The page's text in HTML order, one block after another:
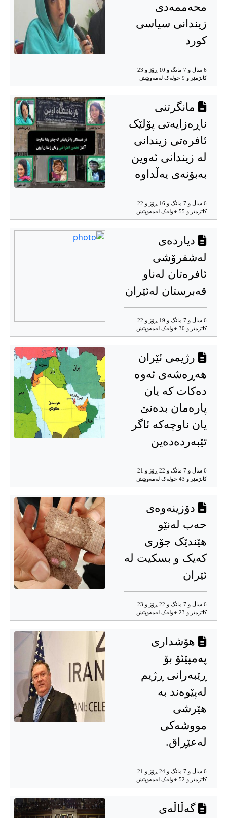
محەممەدی
زیندانی سیاسی
کورد
6 ساڵ و 7 مانگ و 10 ڕۆژ و 23
کاتژمێر و 9 خوله‌ک له‌مه‌وپێش‌
مانگرتنی
ناڕەزایەتی پۆلێک
ئافرەتی زیندانی
لە زیندانی ئەوین
بەبۆنەی یەڵداوە
6 ساڵ و 7 مانگ و 16 ڕۆژ و 22
کاتژمێر و 55 خوله‌ک له‌مه‌وپێش‌
دیاردەی
لەشفرۆشی
ئافرەتان لەناو
قەبرستان لەئێران
6 ساڵ و 7 مانگ و 19 ڕۆژ و 22
کاتژمێر و 30 خوله‌ک له‌مه‌وپێش‌
رژیمی ئێران
هەڕەشەی ئەوە
دەکات کە یان
پارەمان بدەنێ
یان ناوچەکە ئاگر
تێبەردەدەین
6 ساڵ و 7 مانگ و 22 ڕۆژ و 21
کاتژمێر و 43 خوله‌ک له‌مه‌وپێش‌
دۆزینەوەی
حەب لەنێو
هێندێک جۆری
کەیک و بسکیت لە
ئێران
6 ساڵ و 7 مانگ و 22 ڕۆژ و 23
کاتژمێر و 23 خوله‌ک له‌مه‌وپێش‌
هۆشداری
پەمپێئۆ بۆ
ڕێبەرانی ڕژیم
لەپێوەند بە
هێرشی
مووشەکی
لەعێڕاق.
6 ساڵ و 7 مانگ و 24 ڕۆژ و 21
کاتژمێر و 52 خوله‌ک له‌مه‌وپێش‌
گەڵاڵەی